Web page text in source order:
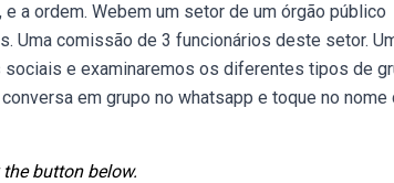
a ordem. Webem um setor de um órgão público
Uma comissão de 3 funcionários deste setor.
e examinaremos os diferentes tipos de
em grupo no whatsapp e toque no nome
button below.